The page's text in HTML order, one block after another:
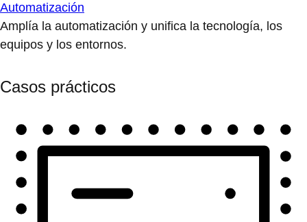
Automatización
Amplía la automatización y unifica la tecnología, los
equipos y los entornos.
Casos prácticos